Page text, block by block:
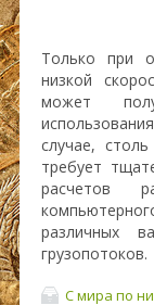
Только при
низкой
может
случае,
требует
расчетов
различных
грузопотоков.
С мира по